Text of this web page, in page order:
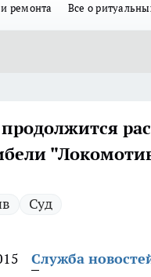
ремонта Все о
Суд
Служба